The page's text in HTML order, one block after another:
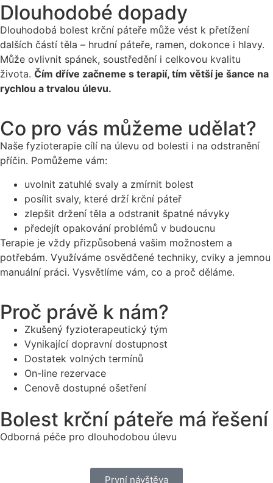
Dlouhodobé dopady
Dlouhodobá bolest krční páteře může vést k přetížení
dalších částí těla – hrudní páteře, ramen, dokonce i hlavy.
Může ovlivnit spánek, soustředění i celkovou kvalitu
života. Čím dříve začneme s terapií, tím větší je šance na
rychlou a trvalou úlevu.
Co pro vás můžeme udělat?
Naše fyzioterapie cílí na úlevu od bolesti i na odstranění
příčin. Pomůžeme vám:
uvolnit zatuhlé svaly a zmírnit bolest
posílit svaly, které drží krční páteř
zlepšit držení těla a odstranit špatné návyky
předejít opakování problémů v budoucnu
Terapie je vždy přizpůsobená vašim možnostem a
potřebám. Využíváme osvědčené techniky, cviky a jemnou
manuální práci. Vysvětlíme vám, co a proč děláme.
Proč právě k nám?
Zkušený fyzioterapeutický tým
Vynikající dopravní dostupnost
Dostatek volných termínů
On-line rezervace
Cenově dostupné ošetření
Bolest krční páteře má řešení
Odborná péče pro dlouhodobou úlevu
První návštěva